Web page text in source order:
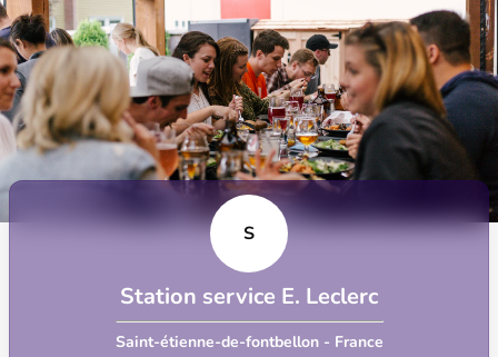
S
Station service E. Leclerc
Saint-étienne-de-fontbellon - France